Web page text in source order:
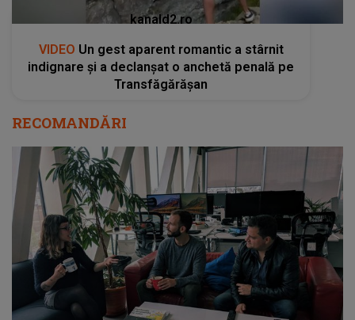
kanald2.ro
VIDEO Un gest aparent romantic a stârnit
indignare și a declanșat o anchetă penală pe
Transfăgărășan
RECOMANDĂRI